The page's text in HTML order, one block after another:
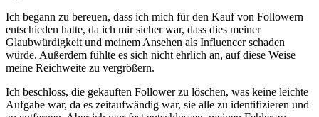
Ich begann zu bereuen, dass‍ ich mich für den Kauf von Followern
entschieden hatte, da ⁢ich mir sicher war, dass dies meiner
Glaubwürdigkeit und meinem Ansehen als Influencer schaden
würde. Außerdem fühlte es‌ sich nicht ehrlich an, ‌auf diese Weise
meine‌ Reichweite zu vergrößern.
Ich⁤ beschloss, die ​gekauften​ Follower zu löschen, was keine leichte
Aufgabe war, da ‍es zeitaufwändig war, sie alle zu identifizieren und